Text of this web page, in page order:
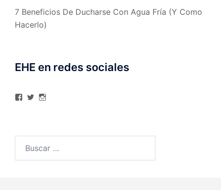
7 Beneficios De Ducharse Con Agua Fría (Y Como
Hacerlo)
EHE en redes sociales
Ver
Facebook
Ver
TwitterInstagram